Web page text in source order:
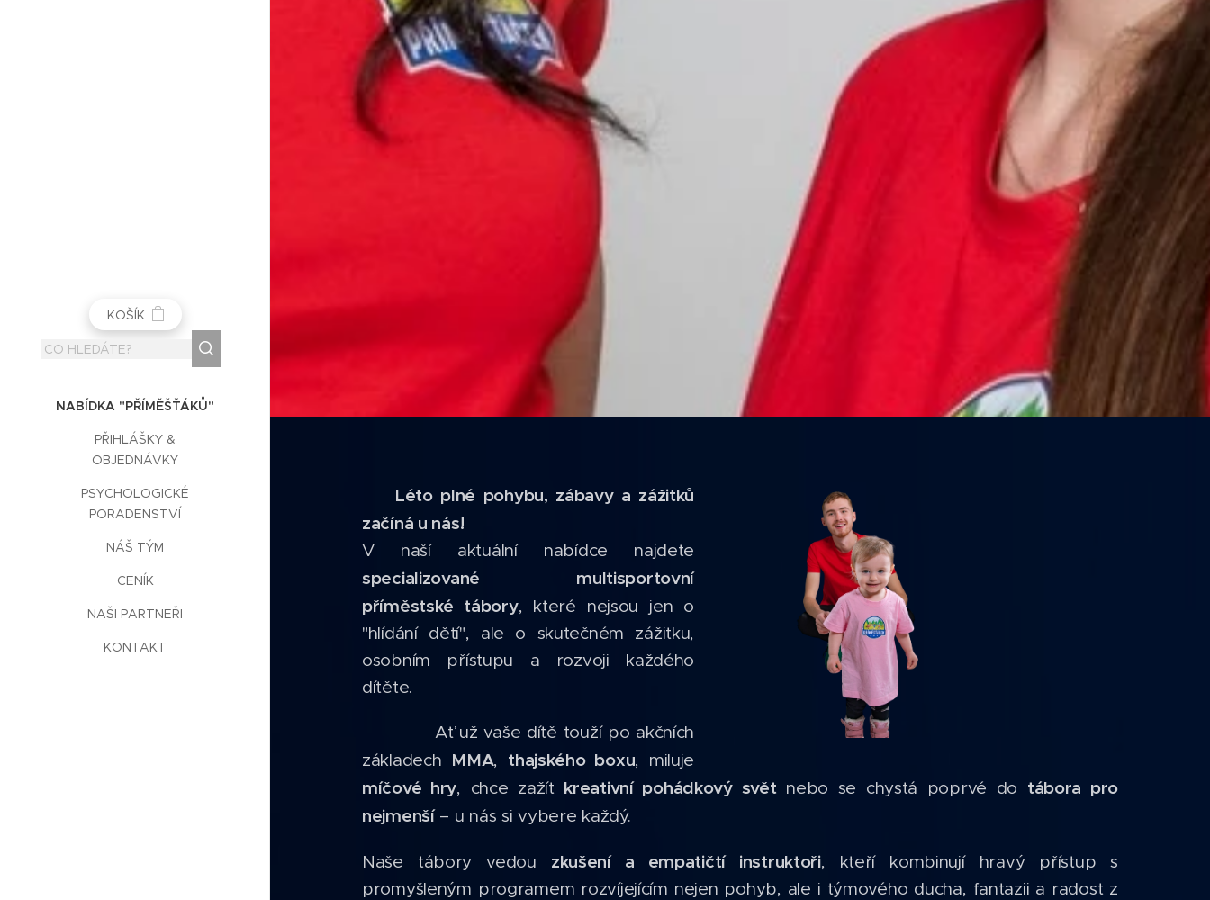
KOŠÍK
NABÍDKA "PŘÍMĚŠŤÁKŮ"
PŘIHLÁŠKY &
OBJEDNÁVKY
PSYCHOLOGICKÉ
PORADENSTVÍ
NÁŠ TÝM
CENÍK
NAŠI PARTNEŘI
KONTAKT
Léto plné pohybu, zábavy a zážitků
začíná u nás!
V naší aktuální nabídce najdete
specializované multisportovní
příměstské tábory, které nejsou jen o
"hlídání dětí", ale o skutečném zážitku,
osobním přístupu a rozvoji každého
dítěte.
⚽🥋💬 Ať už vaše dítě touží po akčních
základech MMA, thajského boxu, miluje
míčové hry, chce zažít kreativní pohádkový světnebo se chystá poprvé do tábora pro
nejmenší– u nás si vybere každý.
Naše tábory vedou zkušení a empatičtí instruktoři, kteří kombinují hravý přístup s
promyšleným programem rozvíjejícím nejen pohyb, ale i týmového ducha, fantazii a radost z